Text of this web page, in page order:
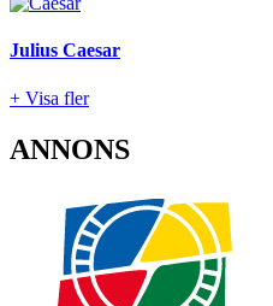
Julius Caesar
+ Visa fler
ANNONS